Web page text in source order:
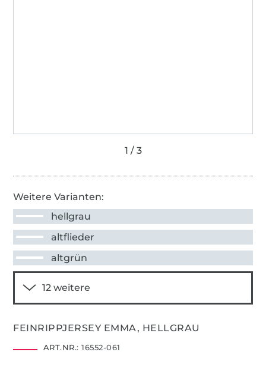
Weitere Varianten:
hellgrau
altflieder
altgrün
FEINRIPPJERSEY EMMA, HELLGRAU
ART.NR.: 16552-061